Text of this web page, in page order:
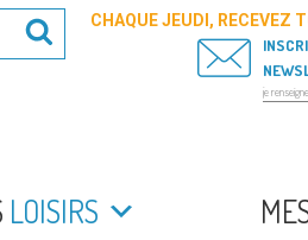
Recherche
CHAQUE JEUDI, RECEVEZ
LOISIRS